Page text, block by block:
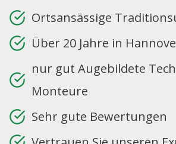
Ortsansässige
Über 20 Jahre in
nur gut Augebildete
Monteure
Sehr gute Bewertungen